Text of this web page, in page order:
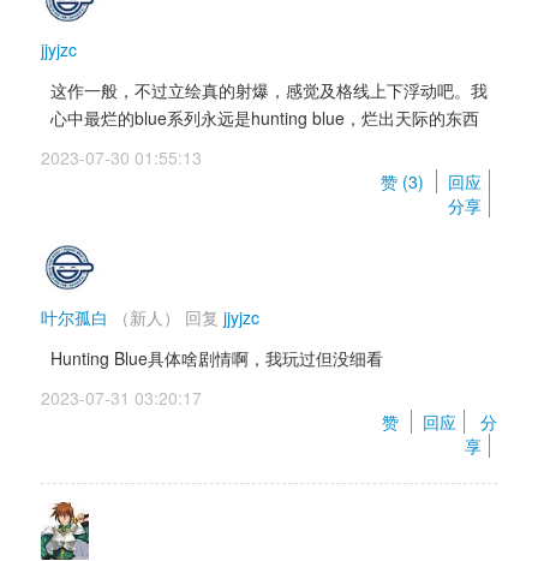
jjyjzc
这作一般，不过立绘真的射爆，感觉及格线上下浮动吧。我
心中最烂的blue系列永远是hunting blue，烂出天际的东西
2023-07-30 01:55:13
赞 (3)
回应
分享
叶尔孤白 （新人） 回复 jjyjzc
Hunting Blue具体啥剧情啊，我玩过但没细看
2023-07-31 03:20:17
赞
回应
分
享